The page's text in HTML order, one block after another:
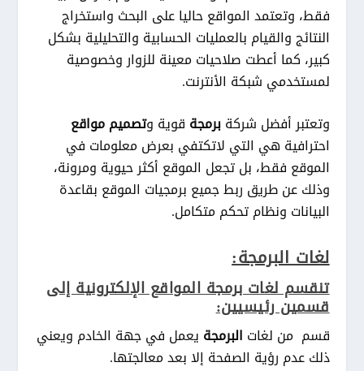
فقط، وتعتمد المواقع حاليا على البحث واستخراج
النتائج والقيام بالعمليات الحسابية والتحليلية بشكل
كبير، كما أعطت صلاحيات معينة للزوار وخصوصية
لمستخدمي شبكة الأنترنت.
وتعتبر أفضل شركةبرمجة قوية وتصميم مواقع
احترافية هي التي لاتكتفي بعرض معلومات في
الموقع فقط، بل تجعل الموقع أكثر حيوية ومرونة،
وذلك عن طريق ربط جميع برمجيات الموقع بقاعدة
البيانات ونظام تحكم متكامل.
لغات البرمجة:
تنقسم لغات برمجة المواقع الإلكترونية إلى
قسمين رئيسيين:
قسم من لغات البرمجة يعمل في جهة الخادم ويعني
ذلك عدم رؤية الصفحة إلا بعد معالجتها.